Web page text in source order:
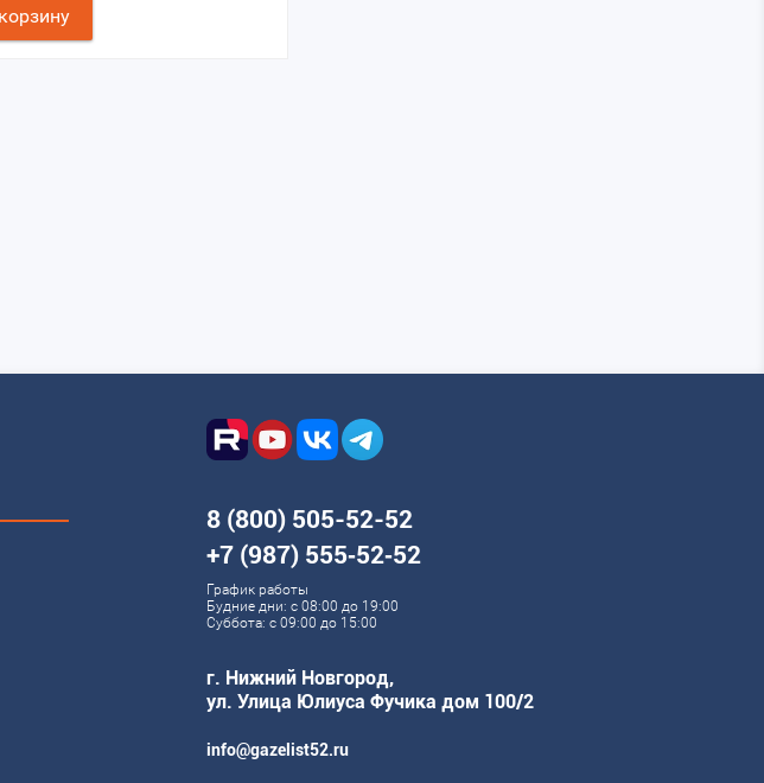
8 (800) 505-52-52
+7 (987) 555‑52‑52
График работы
Будние дни: с 08:00 до 19:00
Суббота: с 09:00 до 15:00
г. Нижний Новгород,
ул. Улица Юлиуса Фучика дом 100/2
info@gazelist52.ru